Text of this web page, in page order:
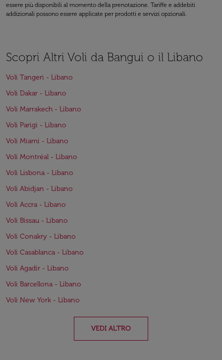
essere più disponibili al momento della prenotazione. Tariffe e addebiti
addizionali possono essere applicate per prodotti e servizi opzionali.
Scopri Altri Voli da Bangui o il Libano
Voli Tangeri - Libano
Voli Dakar - Libano
Voli Marrakech - Libano
Voli Parigi - Libano
Voli Miami - Libano
Voli Montréal - Libano
Voli Lisbona - Libano
Voli Abidjan - Libano
Voli Accra - Libano
Voli Bissau - Libano
Voli Conakry - Libano
Voli Casablanca - Libano
Voli Agadir - Libano
Voli Barcellona - Libano
Voli New York - Libano
VEDI ALTRO